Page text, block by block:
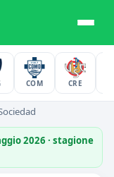
COM CRE
2026 · stagione